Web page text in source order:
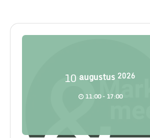
10 augustus 2026
11:00 - 17:00